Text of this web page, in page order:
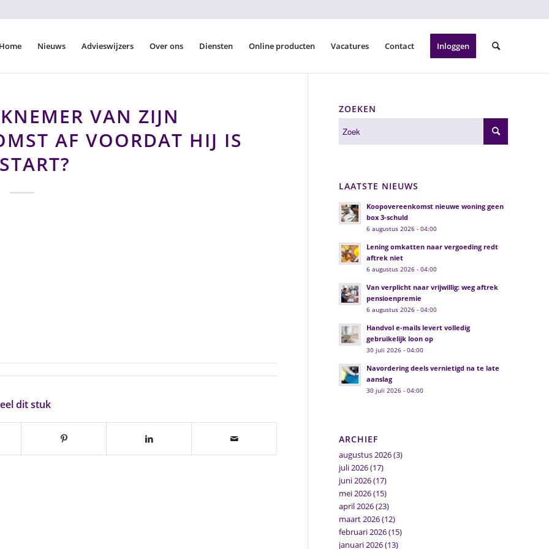
Nieuws Advieswijzers Over ons Diensten Online producten Vacatures Contact Inloggen
VAN ZIJN
AF VOORDAT HIJ IS
dit stuk
ZOEKEN
LAATSTE NIEUWS
Koopovereenkomst nieuwe woning geen
box 3-schuld
6 augustus 2026 - 04:00
Lening omkatten naar vergoeding redt
aftrek niet
6 augustus 2026 - 04:00
Van verplicht naar vrijwillig: weg aftrek
pensioenpremie
6 augustus 2026 - 04:00
Handvol e-mails levert volledig
gebruikelijk loon op
30 juli 2026 - 04:00
Navordering deels vernietigd na te late
aanslag
30 juli 2026 - 04:00
ARCHIEF
augustus 2026(3)
juli 2026(17)
juni 2026(17)
mei 2026(15)
april 2026(23)
maart 2026(12)
februari 2026(15)
januari 2026(13)